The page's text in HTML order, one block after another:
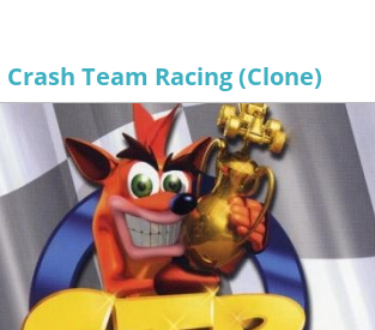
Crash Team Racing (Clone)